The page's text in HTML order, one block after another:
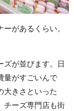
があるくらい。
ズが並びます。日
量がすごいんで
大きさといった
チーズ専門店も街